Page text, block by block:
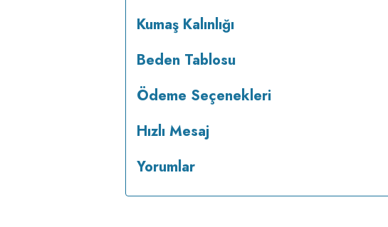
Kumaş Kalınlığı
Beden Tablosu
Ödeme Seçenekleri
Hızlı Mesaj
Yorumlar